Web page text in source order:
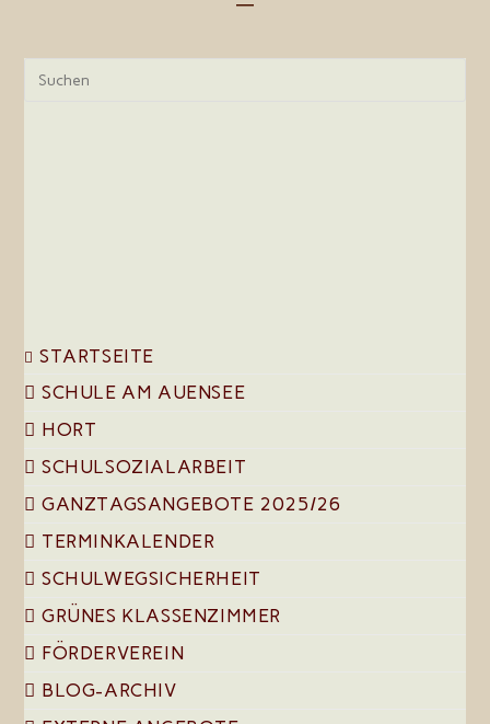
STARTSEITE
SCHULE AM AUENSEE
HORT
SCHULSOZIALARBEIT
GANZTAGSANGEBOTE 2025/26
TERMINKALENDER
SCHULWEGSICHERHEIT
GRÜNES KLASSENZIMMER
FÖRDERVEREIN
BLOG-ARCHIV